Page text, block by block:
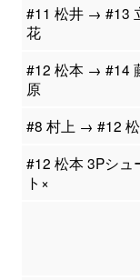
#11 松井 → #13
花
#12 松本 → #14
原
#8 村上 → #12
#12 松本 3Pシュ
ト×